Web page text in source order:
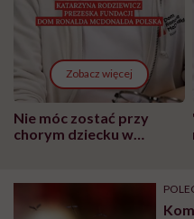
Zobacz więcej
Nie móc zostać przy
chorym dziecku w
może chyba tylko
głupota i brak
wyobraźni"